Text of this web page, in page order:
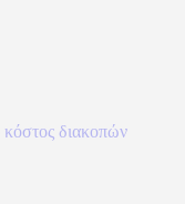
διακοπών